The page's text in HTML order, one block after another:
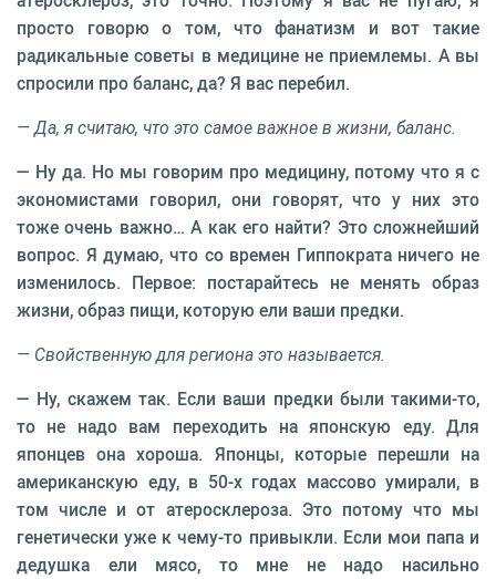
просто говорю о том, что фанатизм и вот такие
радикальные советы в медицине не приемлемы. А вы
спросили про баланс, да? Я вас перебил.
— Да, я считаю, что это самое важное в жизни, баланс.
— Ну да. Но мы говорим про медицину, потому что я с
экономистами говорил, они говорят, что у них это
тоже очень важно… А как его найти? Это сложнейший
вопрос. Я думаю, что со времен Гиппократа ничего не
изменилось. Первое: постарайтесь не менять образ
жизни, образ пищи, которую ели ваши предки.
— Свойственную для региона это называется.
— Ну, скажем так. Если ваши предки были такими-то,
то не надо вам переходить на японскую еду. Для
японцев она хороша. Японцы, которые перешли на
американскую еду, в 50-х годах массово умирали, в
том числе и от атеросклероза. Это потому что мы
генетически уже к чему-то привыкли. Если мои папа и
дедушка ели мясо, то мне не надо насильно